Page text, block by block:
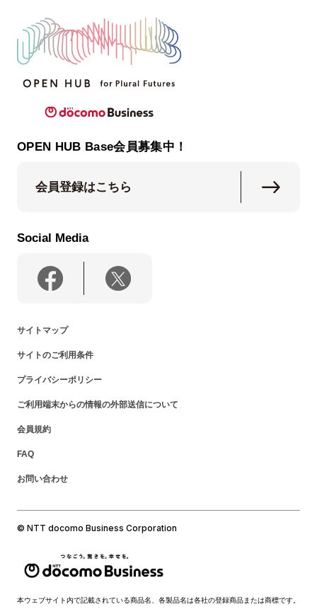
OPEN HUB Base会員募集中！
会員登録はこちら
Social Media
サイトマップ
サイトのご利用条件
プライバシーポリシー
ご利用端末からの情報の外部送信について
会員規約
FAQ
お問い合わせ
© NTT docomo Business Corporation
本ウェブサイト内で記載されている商品名、各製品名は各社の登録商品または商標です。